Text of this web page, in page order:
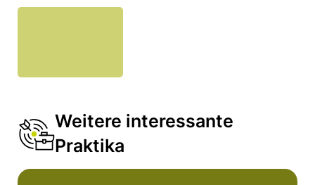
Weitere interessante
Praktika